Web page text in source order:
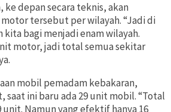
ke depan secara teknis, akan
tersebut per wilayah. “Jadi di
kita bagi menjadi enam wilayah.
motor, jadi total semua sekitar
mobil pemadam kebakaran,
saat ini baru ada 29 unit mobil. “Total
unit. Namun yang efektif hanya 16